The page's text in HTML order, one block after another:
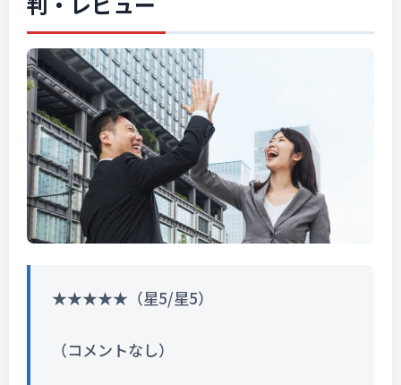
★★★★★（星5/星5）
（コメントなし）